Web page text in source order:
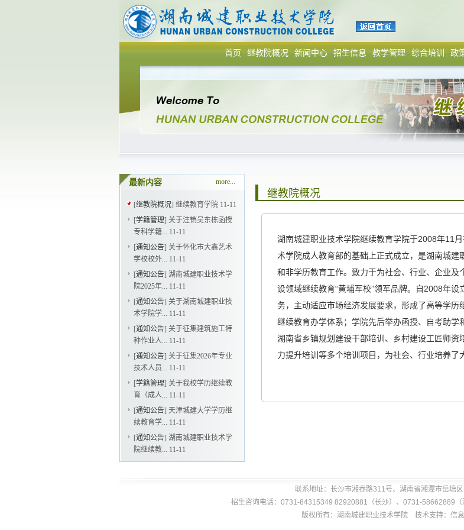
首页 继教院概况 新闻中心 招生信息 教学管理 综合培训 政
最新内容 more...
[继教院概况] 继续教育学院11-11
[学籍管理] 关于注销吴东栋函授
专科学籍... 11-11
[通知公告] 关于怀化市大鑫艺术
学校校外... 11-11
[通知公告] 湖南城建职业技术学
院2025年... 11-11
[通知公告] 关于湖南城建职业技
术学院学... 11-11
[通知公告] 关于征集建筑施工特
种作业人... 11-11
[通知公告] 关于征集2026年专业
技术人员... 11-11
[学籍管理] 关于我校学历继续教
育（成人... 11-11
[通知公告] 天津城建大学学历继
续教育学... 11-11
[通知公告] 湖南城建职业技术学
院继续教... 11-11
继教院概况
湖南城建职业技术学院继续教育学院于2008年11
术学院成人教育部的基础上正式成立，是湖南城
和非学历教育工作。致力于为社会、行业、企业
设领域继续教育“黄埔军校”领军品牌。自2008年
务，主动适应市场经济发展要求，形成了高等学
继续教育办学体系；学院先后举办函授、自考助
湖南省乡镇规划建设干部培训、乡村建设工匠师
力提升培训等多个培训项目，为社会、行业培养了
联系地址：长沙市湘春路311号、湖南省湘潭市岳塘
招生咨询电话：0731-84315349 82920881（长沙）、0731-58662889
版权所有：湖南城建职业技术学院 技术支持：信